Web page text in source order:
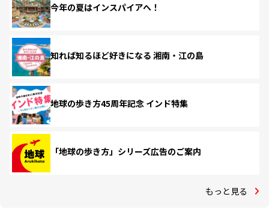
今年の夏はインスパイアへ！
知れば知るほど好きになる 湘南・江の島
地球の歩き方45周年記念 インド特集
「地球の歩き方」シリーズ広告のご案内
もっと見る